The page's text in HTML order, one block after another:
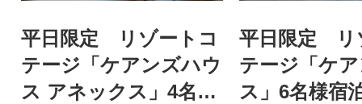
平日限定 リゾートコ
テージ「ケアンズハウ
ス アネックス」4名様
平日限定 リ
テージ「ケ
ス」6名様宿